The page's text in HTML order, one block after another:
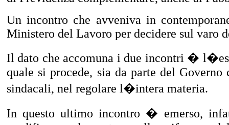
Un incontro che avveniva in
Ministero del Lavoro per decidere sul varo
Il dato che accomuna i due incontri �
quale si procede, sia da parte del
sindacali, nel regolare l�intera materia.
In questo ultimo incontro � emerso,